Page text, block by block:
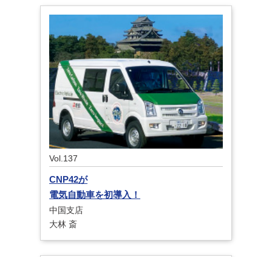
Vol.137
CNP42が
電気自動車を初導入！
中国支店
大林 斎